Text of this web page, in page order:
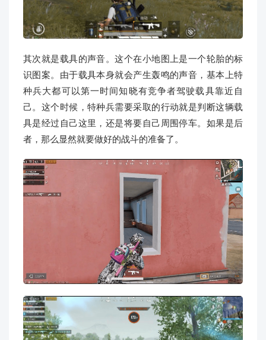
其次就是载具的声音。这个在小地图上是一个轮胎的标
识图案。由于载具本身就会产生轰鸣的声音，基本上特
种兵大都可以第一时间知晓有竞争者驾驶载具靠近自
己。这个时候，特种兵需要采取的行动就是判断这辆载
具是经过自己这里，还是将要自己周围停车。如果是后
者，那么显然就要做好的战斗的准备了。